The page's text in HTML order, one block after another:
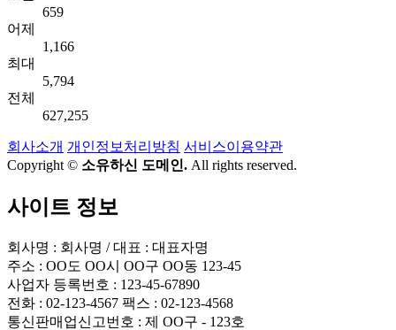
659
어제
1,166
최대
5,794
전체
627,255
회사소개 개인정보처리방침 서비스이용약관
Copyright © 소유하신 도메인. All rights reserved.
사이트 정보
회사명 : 회사명 / 대표 : 대표자명
주소 : OO도 OO시 OO구 OO동 123-45
사업자 등록번호 : 123-45-67890
전화 : 02-123-4567 팩스 : 02-123-4568
통신판매업신고번호 : 제 OO구 - 123호